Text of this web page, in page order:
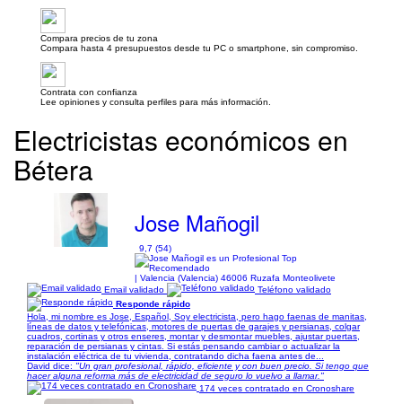
Compara precios de tu zona
Compara hasta 4 presupuestos desde tu PC o smartphone, sin compromiso.
Contrata con confianza
Lee opiniones y consulta perfiles para más información.
Electricistas económicos en
Bétera
Jose Mañogil
9,7 (54)
| Valencia (Valencia) 46006 Ruzafa Monteolivete
Email validado
Teléfono validado
Responde rápido
Hola, mi nombre es Jose, Español, Soy electricista, pero hago faenas de manitas,
líneas de datos y telefónicas, motores de puertas de garajes y persianas, colgar
cuadros, cortinas y otros enseres, montar y desmontar muebles, ajustar puertas,
reparación de persianas y cintas. Si estás pensando cambiar o actualizar la
instalación eléctrica de tu vivienda, contratando dicha faena antes de...
David dice: "Un gran profesional, rápido, eficiente y con buen precio. Si tengo que
hacer alguna reforma más de electricidad de seguro lo vuelvo a llamar."
174 veces contratado en Cronoshare